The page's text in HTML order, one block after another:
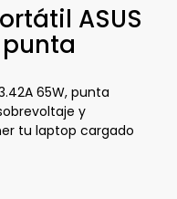
ASUS
punta
65W, punta
y
tu laptop cargado